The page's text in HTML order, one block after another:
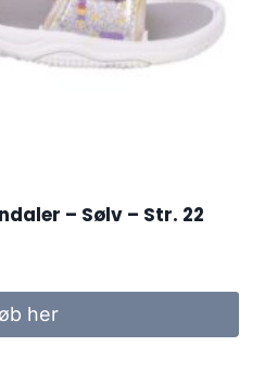
– Sølv – Str. 22
kr..her